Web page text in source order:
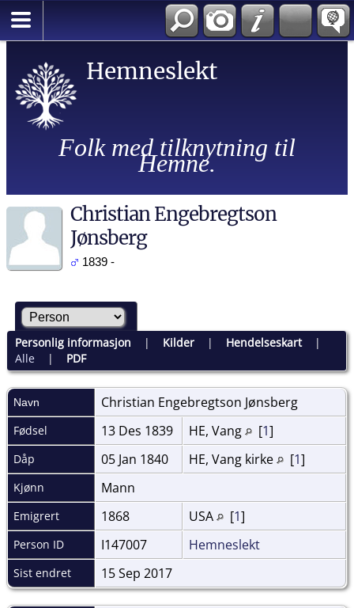
Hemneslekt
Folk med tilknytning til
Hemne.
Christian Engebregtson
Jønsberg
1839 -
Personlig informasjon | Kilder| Hendelseskart|
Alle| PDF
Navn Christian Engebregtson Jønsberg
Fødsel 13 Des 1839 HE, Vang [1]
Dåp 05 Jan 1840 HE, Vang kirke [1]
Kjønn Mann
Emigrert 1868 USA [1]
Person ID I147007 Hemneslekt
Sist endret 15 Sep 2017